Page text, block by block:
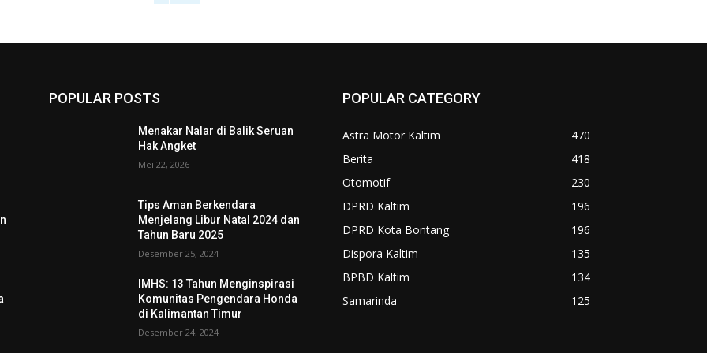
POPULAR POSTS
Menakar Nalar di Balik Seruan
Hak Angket
Mei 22, 2026
Tips Aman Berkendara
Menjelang Libur Natal 2024 dan
Tahun Baru 2025
Desember 25, 2024
IMHS: 13 Tahun Menginspirasi
Komunitas Pengendara Honda
di Kalimantan Timur
Desember 24, 2024
POPULAR CATEGORY
Astra Motor Kaltim
470
Berita
418
Otomotif
230
DPRD Kaltim
196
DPRD Kota Bontang
196
Dispora Kaltim
135
BPBD Kaltim
134
Samarinda
125